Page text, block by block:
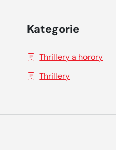
Kategorie
Thrillery a horory
Thrillery